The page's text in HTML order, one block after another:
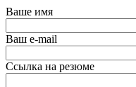
Ваше имя
Ваш e-mail
Ссылка на резюме